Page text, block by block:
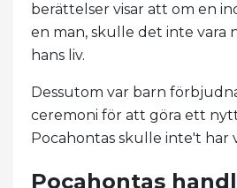
berättelser visar att om en
en man, skulle det inte vara
hans liv.
Dessutom var barn
ceremoni för att göra ett nytt
Pocahontas skulle inte't har
Pocahontas